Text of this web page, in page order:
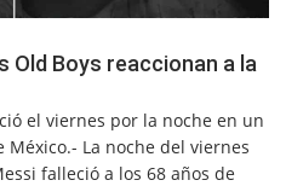
Old Boys reaccionan a la
el viernes por la noche en un
La noche del viernes
falleció a los 68 años de